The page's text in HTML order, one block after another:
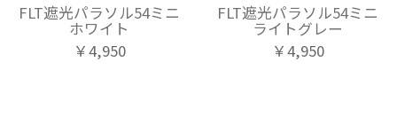
FLT遮光パラソル54ミニ
ホワイト
￥4,950
FLT遮光パラソル54ミニ
ライトグレー
￥4,950